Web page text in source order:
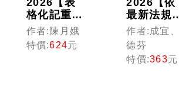
格化記重
點】勞工行
政與勞工立
法(含概要)
作者:陳月娥
特價:624元
最新法規
訂題庫】法
學知識與英
文頻出題庫
〔十三版〕
作者:成宜、
德芬
特價:363元